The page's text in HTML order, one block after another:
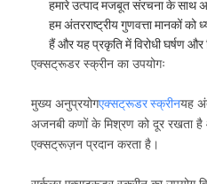
हमारे उत्पाद मजबूत संरचना के साथ
हम अंतरराष्ट्रीय गुणवत्ता मानकों को
हैं और यह प्रकृति में विरोधी घर्षण और
एक्सट्रूडर स्क्रीन का उपयोगः
मुख्य अनुप्रयोगएक्सट्रूडर स्क्रीनयह
अजनबी कणों के मिश्रण को दूर रखता
एक्सट्रूज़न प्रदान करता है।